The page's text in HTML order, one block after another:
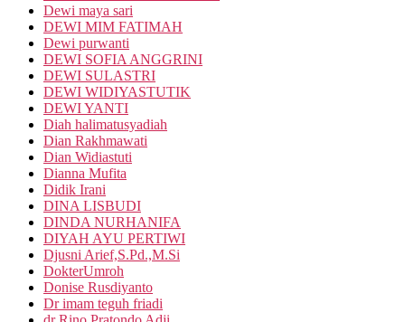
Dewi maya sari
DEWI MIM FATIMAH
Dewi purwanti
DEWI SOFIA ANGGRINI
DEWI SULASTRI
DEWI WIDIYASTUTIK
DEWI YANTI
Diah halimatusyadiah
Dian Rakhmawati
Dian Widiastuti
Dianna Mufita
Didik Irani
DINA LISBUDI
DINDA NURHANIFA
DIYAH AYU PERTIWI
Djusni Arief,S.Pd.,M.Si
DokterUmroh
Donise Rusdiyanto
Dr imam teguh friadi